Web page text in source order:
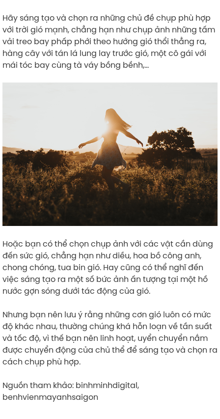
Hãy sáng tạo và chọn ra những chủ đề chụp phù hợp
với trời gió mạnh, chẳng hạn như chụp ảnh những tấm
vải treo bay phấp phới theo hướng gió thổi thẳng ra,
hàng cây với tán lá lung lay trước gió, một cô gái với
mái tóc bay cùng tà váy bồng bềnh,…
Hoặc bạn có thể chọn chụp ảnh với các vật cần dùng
đến sức gió, chẳng hạn như diều, hoa bồ công anh,
chong chóng, tua bin gió. Hay cũng có thể nghĩ đến
việc sáng tạo ra một số bức ảnh ấn tượng tại một hồ
nước gợn sóng dưới tác động của gió.
Nhưng bạn nên lưu ý rằng những cơn gió luôn có mức
độ khác nhau, thường chúng khá hỗn loạn về tần suất
và tốc độ, vì thế bạn nên linh hoạt, uyển chuyển nắm
được chuyển động của chủ thể để sáng tạo và chọn ra
cách chụp phù hợp.
Nguồn tham khảo: binhminhdigital,
benhvienmayanhsaigon